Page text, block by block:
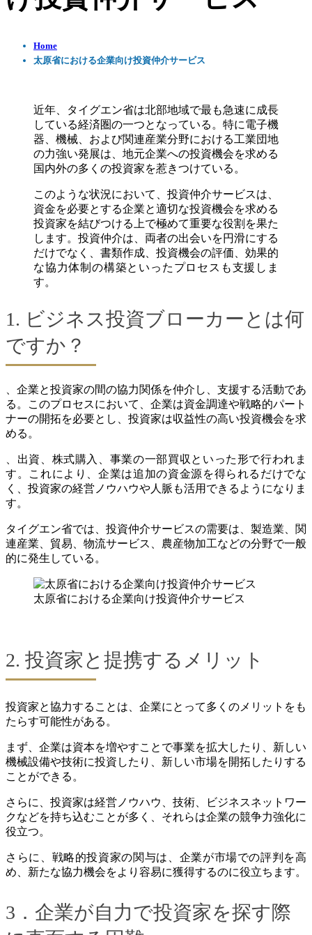
Home
太原省における企業向け投資仲介サービス
近年、タイグエン省は北部地域で最も急速に成長
している経済圏の一つとなっている。特に電子機
器、機械、および関連産業分野における工業団地
の力強い発展は、地元企業への投資機会を求める
国内外の多くの投資家を惹きつけている。
このような状況において、投資仲介サービスは、
資金を必要とする企業と適切な投資機会を求める
投資家を結びつける上で極めて重要な役割を果た
します。投資仲介は、両者の出会いを円滑にする
だけでなく、書類作成、投資機会の評価、効果的
な協力体制の構築といったプロセスも支援しま
す。
1. ビジネス投資ブローカーとは何
ですか？
、企業と投資家の間の協力関係を仲介し、支援する活動であ
る。このプロセスにおいて、企業は資金調達や戦略的パート
ナーの開拓を必要とし、投資家は収益性の高い投資機会を求
める。
、出資、株式購入、事業の一部買収といった形で行われま
す。これにより、企業は追加の資金源を得られるだけでな
く、投資家の経営ノウハウや人脈も活用できるようになりま
す。
タイグエン省では、投資仲介サービスの需要は、製造業、関
連産業、貿易、物流サービス、農産物加工などの分野で一般
的に発生している。
太原省における企業向け投資仲介サービス
2. 投資家と提携するメリット
投資家と協力することは、企業にとって多くのメリットをも
たらす可能性がある。
まず、企業は資本を増やすことで事業を拡大したり、新しい
機械設備や技術に投資したり、新しい市場を開拓したりする
ことができる。
さらに、投資家は経営ノウハウ、技術、ビジネスネットワー
クなどを持ち込むことが多く、それらは企業の競争力強化に
役立つ。
さらに、戦略的投資家の関与は、企業が市場での評判を高
め、新たな協力機会をより容易に獲得するのに役立ちます。
3．企業が自力で投資家を探す際